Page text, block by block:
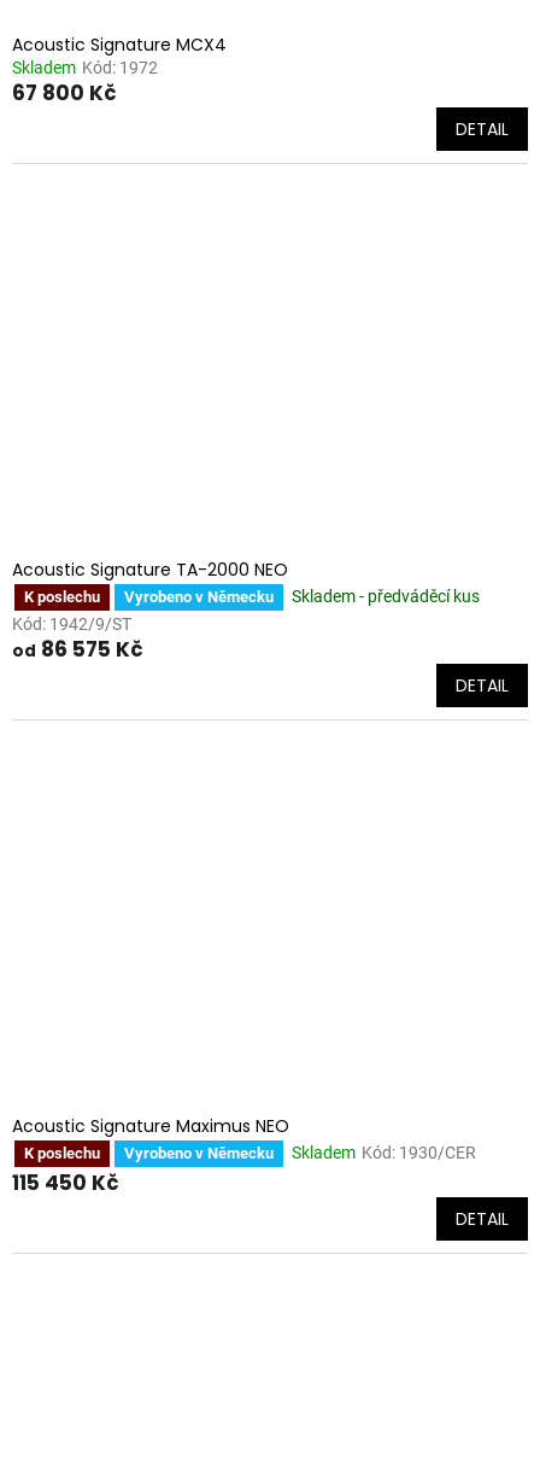
Acoustic Signature MCX4
Skladem Kód: 1972
67 800 Kč
DETAIL
Acoustic Signature TA-2000 NEO
K poslechu Vyrobeno v Německu
Skladem - předváděcí kus
Kód: 1942/9/ST
od 86 575 Kč
DETAIL
Acoustic Signature Maximus NEO
K poslechu Vyrobeno v Německu Skladem Kód: 1930/CER
115 450 Kč
DETAIL